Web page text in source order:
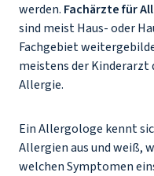
werden. Fachärzte für
sind meist Haus- oder
Fachgebiet
meistens der
Allergie.
Ein Allergologe kennt
Allergien aus und weiß,
welchen Symptomen